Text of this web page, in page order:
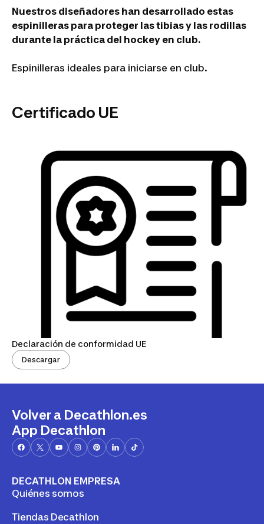
Nuestros diseñadores han desarrollado estas
espinilleras para proteger las tibias y las rodillas
durante la práctica del hockey en club.
Espinilleras ideales para iniciarse en club.
Certificado UE
Declaración de conformidad UE
Descargar
Volver a Decathlon.es
App Decathlon
DECATHLON EMPRESA
Quiénes somos
Tiendas Decathlon